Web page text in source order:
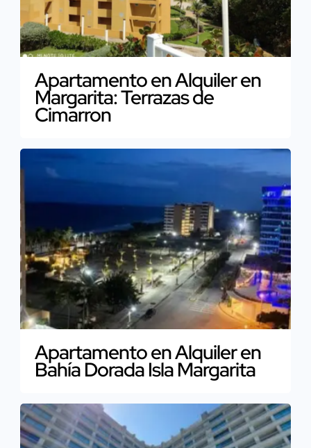
Apartamento en Alquiler en
Margarita: Terrazas de
Cimarron
Apartamento en Alquiler en
Bahía Dorada Isla Margarita